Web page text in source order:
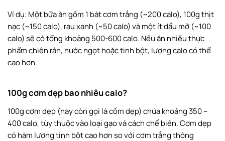
Ví dụ: Một bữa ăn gồm 1 bát cơm trắng (~200 calo), 100g thịt
nạc (~150 calo), rau xanh (~50 calo) và một ít dầu mỡ (~100
calo) sẽ có tổng khoảng 500-600 calo. Nếu ăn nhiều thực
phẩm chiên rán, nước ngọt hoặc tinh bột, lượng calo có thể
cao hơn.
100g cơm dẹp bao nhiêu calo?
100g cơm dẹp (hay còn gọi là cốm dẹp) chứa khoảng 350 –
400 calo, tùy thuộc vào loại gạo và cách chế biến. Cơm dẹp
có hàm lượng tinh bột cao hơn so với cơm trắng thông